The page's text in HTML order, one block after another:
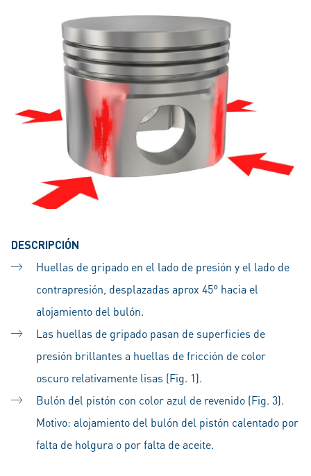
DESCRIPCIÓN
Huellas de gripado en el lado de presión y el lado de
contrapresión, desplazadas aprox 45° hacia el
alojamiento del bulón.
Las huellas de gripado pasan de superficies de
presión brillantes a huellas de fricción de color
oscuro relativamente lisas (Fig. 1).
Bulón del pistón con color azul de revenido (Fig. 3).
Motivo: alojamiento del bulón del pistón calentado por
falta de holgura o por falta de aceite.